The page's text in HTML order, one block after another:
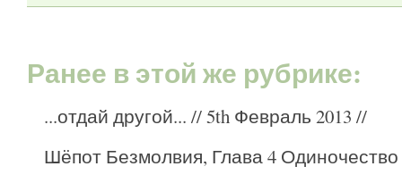
Ранее в этой же рубрике:
...отдай другой... // 5th Февраль 2013 //
Шёпот Безмолвия, Глава 4